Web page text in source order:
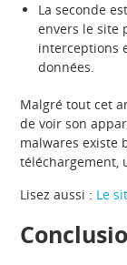
La seconde
envers le site
interceptions
données.
Malgré tout cet
de voir son
malwares existe
téléchargement,
Lisez aussi : Le